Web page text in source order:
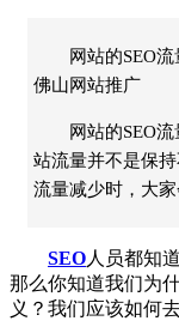
网站的SEO
佛山网站推广
网站的SEO
站流量并不是保
流量减少时，大
SEO人员都知
那么你知道我们为
义？我们应该如何